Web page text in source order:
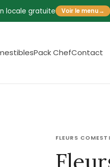
locale gratuite Voir le menu→
Pack ChefContact
FLEURS